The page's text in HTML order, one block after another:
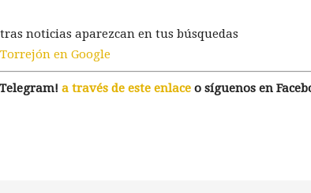
noticias aparezcan en tus búsquedas
en Google
a través de este enlace o síguenos en